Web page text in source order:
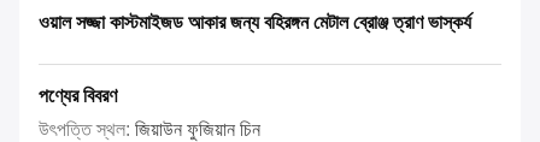
ওয়াল সজ্জা কাস্টমাইজড আকার জন্য বহিরঙ্গন মেটাল ব্রোঞ্জ ত্রাণ ভাস্কর্য
পণ্যের বিবরণ
উৎপত্তি স্থল: জিয়াউন ফুজিয়ান চিন